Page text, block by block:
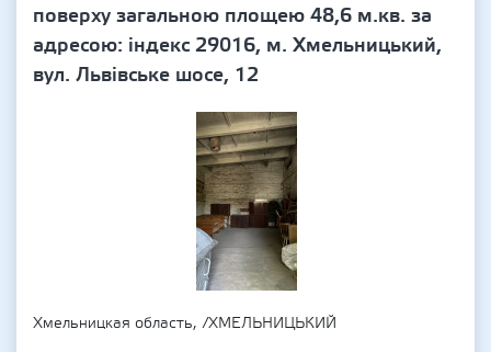
поверху загальною площею 48,6 м.кв. за
адресою: індекс 29016, м. Хмельницький,
вул. Львівське шосе, 12
Хмельницкая область, /ХМЕЛЬНИЦЬКИЙ